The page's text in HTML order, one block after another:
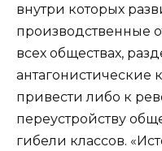
внутри которых
производственные
всех обществах,
антагонистические
привести либо к
переустройству
гибели классов.